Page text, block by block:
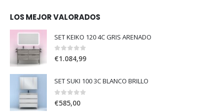
LOS MEJOR VALORADOS
SET KEIKO 120 4C GRIS ARENADO
0 out of 5
€1.084,99
SET SUKI 100 3C BLANCO BRILLO
0out of 5
€585,00